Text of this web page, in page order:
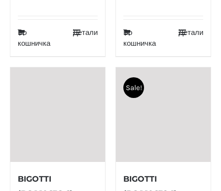
Во
кошничка
Детали
Во
кошничка
Детали
BIGOTTI
Sale!
BIGOTTI